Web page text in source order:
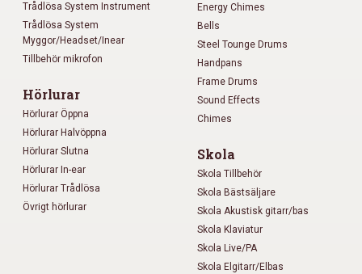
Trådlösa System Instrument
Trådlösa System
Myggor/Headset/Inear
Tillbehör mikrofon
Hörlurar
Hörlurar Öppna
Hörlurar Halvöppna
Hörlurar Slutna
Hörlurar In-ear
Hörlurar Trådlösa
Övrigt hörlurar
Energy Chimes
Bells
Steel Tounge Drums
Handpans
Frame Drums
Sound Effects
Chimes
Skola
Skola Tillbehör
Skola Bästsäljare
Skola Akustisk gitarr/bas
Skola Klaviatur
Skola Live/PA
Skola Elgitarr/Elbas